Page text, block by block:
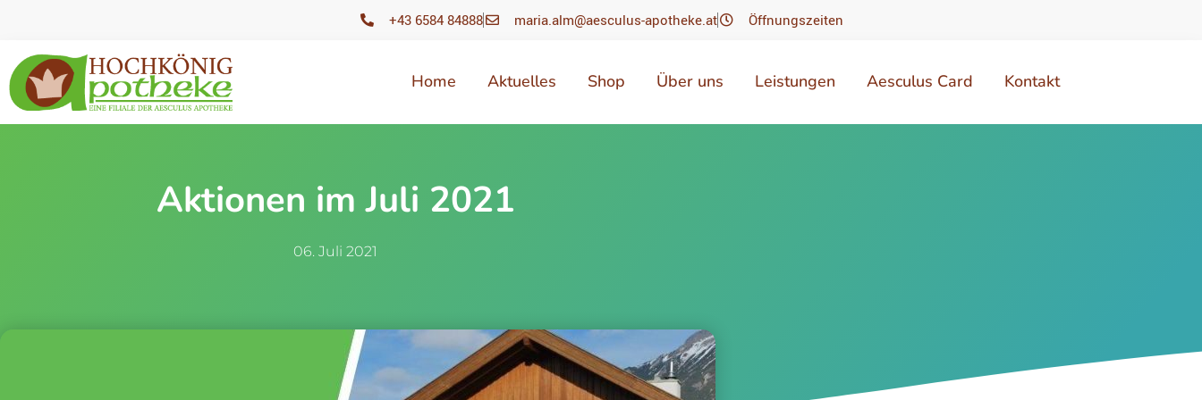
+43 6584 84888 maria.alm@aesculus-apotheke.at Öffnungszeiten
Home Aktuelles Shop Über uns Leistungen Aesculus Card Kontakt
Aktionen im Juli 2021
06. Juli 2021